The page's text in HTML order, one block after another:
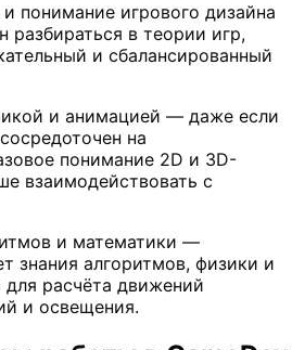
понимание игрового дизайна
в теории игр,
и сбалансированный
и анимацией — даже если
на
понимание 2D и 3D-
взаимодействовать с
и математики —
знания алгоритмов, физики и
расчёта движений
и освещения.